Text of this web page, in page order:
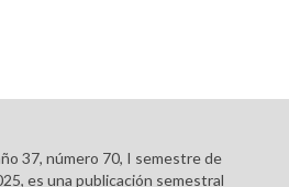
37, número 70, I semestre de
es una publicación semestral